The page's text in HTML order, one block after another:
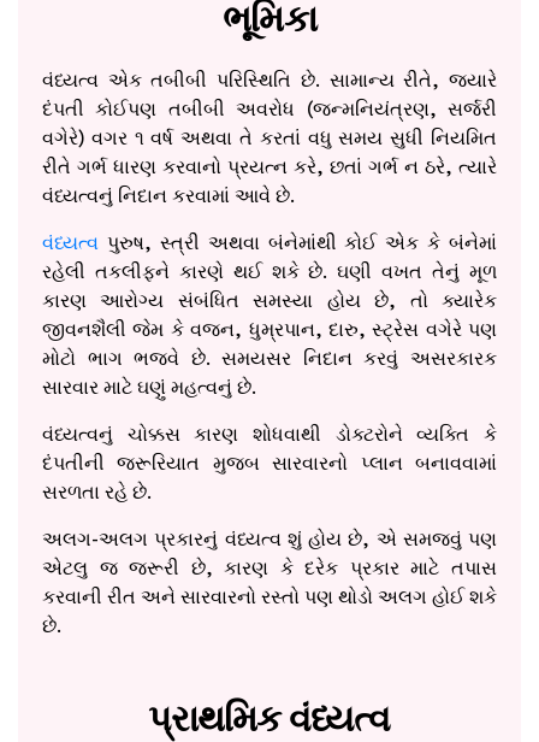
ભૂમિકા
વંધ્યત્વ એક તબીબી પરિસ્થિતિ છે. સામાન્ય રીતે, જ્યારે
દંપતી કોઈપણ તબીબી અવરોધ (જન્મનિયંત્રણ, સર્જરી
વગેરે) વગર ૧ વર્ષ અથવા તે કરતાં વધુ સમય સુધી નિયમિત
રીતે ગર્ભ ધારણ કરવાનો પ્રયત્ન કરે, છતાં ગર્ભ ન ઠરે, ત્યારે
વંધ્યત્વનું નિદાન કરવામાં આવે છે.
વંધ્યત્વ પુરુષ, સ્ત્રી અથવા બંનેમાંથી કોઈ એક કે બંનેમાં
રહેલી તકલીફને કારણે થઈ શકે છે. ઘણી વખત તેનું મૂળ
કારણ આરોગ્ય સંબંધિત સમસ્યા હોય છે, તો ક્યારેક
જીવનશૈલી જેમ કે વજન, ધુમ્રપાન, દારુ, સ્ટ્રેસ વગેરે પણ
મોટો ભાગ ભજવે છે. સમયસર નિદાન કરવું અસરકારક
સારવાર માટે ઘણું મહત્વનું છે.
વંધ્યત્વનું ચોક્કસ કારણ શોધવાથી ડોક્ટરોને વ્યક્તિ કે
દંપતીની જરૂરિયાત મુજબ સારવારનો પ્લાન બનાવવામાં
સરળતા રહે છે.
અલગ-અલગ પ્રકારનું વંધ્યત્વ શું હોય છે, એ સમજવું પણ
એટલુ જ જરૂરી છે, કારણ કે દરેક પ્રકાર માટે તપાસ
કરવાની રીત અને સારવારનો રસ્તો પણ થોડો અલગ હોઈ શકે
છે.
પ્રાથમિક વંધ્યત્વ